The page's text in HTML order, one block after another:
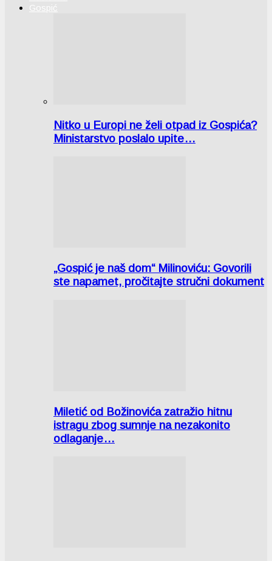
Gospić
Nitko u Europi ne želi otpad iz Gospića?
Ministarstvo poslalo upite…
„Gospić je naš dom“ Milinoviću: Govorili
ste napamet, pročitajte stručni dokument
Miletić od Božinovića zatražio hitnu
istragu zbog sumnje na nezakonito
odlaganje…